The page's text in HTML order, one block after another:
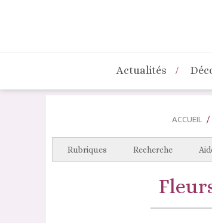
Actualités
ACCUEIL
Rubriques Recherche